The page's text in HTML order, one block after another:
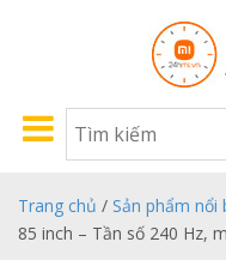
Trang chủ / Sản phẩm nổi
85 inch – Tần số 240 Hz,